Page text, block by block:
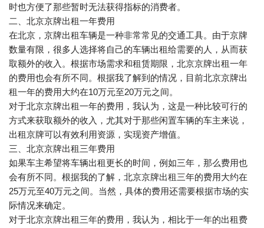
时也方便了那些暂时无法获得指标的消费者。
二、北京京牌出租一年费用
在北京，京牌出租车辆是一种非常常见的交通工具。由于京牌
数量有限，很多人选择将自己的车辆出租给需要的人，从而获
取额外的收入。根据市场需求和租赁期限，北京京牌出租一年
的费用也会有所不同。根据我了解到的情况，目前北京京牌出
租一年的费用大约在10万元至20万元之间。
对于北京京牌出租一年的费用，我认为，这是一种比较可行的
方式来获取额外的收入，尤其对于那些闲置车辆的车主来说，
出租京牌可以有效利用资源，实现资产增值。
三、北京京牌出租三年费用
如果车主希望将车辆出租更长的时间，例如三年，那么费用也
会有所不同。根据我的了解，北京京牌出租三年的费用大约在
25万元至40万元之间。当然，具体的费用还需要根据市场的实
际情况来确定。
对于北京京牌出租三年的费用，我认为，相比于一年的出租费